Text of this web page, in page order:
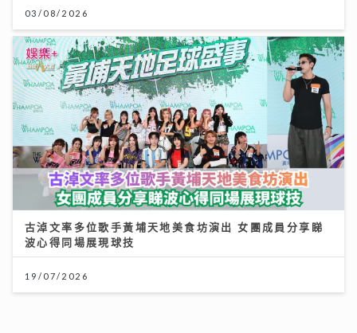
03/08/2026
古淖文率多位歌手黃埔天地美食坊演出 女團成員分享睇
波心得同場展現球技
19/07/2026